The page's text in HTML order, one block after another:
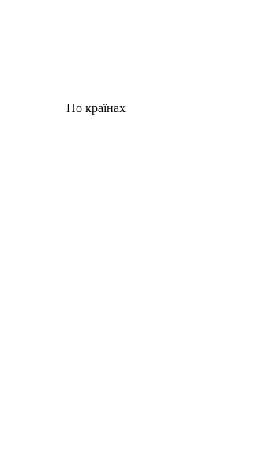
По країнах